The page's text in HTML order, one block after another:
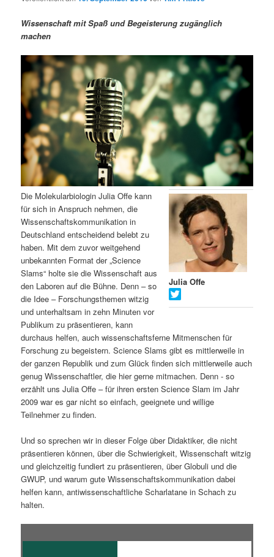
ä
r
e
I
n
h
a
l
t
s
p
r
i
n
g
e
n
n
d
ä
e
n
I
n
h
a
l
t
s
p
r
i
n
g
e
n
n
v
i
g
t
i
o
Wissenschaft mit Spaß und Begeisterung zugänglich
machen
Julia Offe
Die Molekularbiologin Julia Offe kann
für sich in Anspruch nehmen, die
Wissenschaftskommunikation in
Deutschland entscheidend belebt zu
haben. Mit dem zuvor weitgehend
unbekannten Format der „Science
Slams“ holte sie die Wissenschaft aus
den Laboren auf die Bühne. Denn – so
die Idee – Forschungsthemen witzig
und unterhaltsam in zehn Minuten vor
Publikum zu präsentieren, kann
durchaus helfen, auch wissenschaftsferne Mitmenschen für
Forschung zu begeistern. Science Slams gibt es mittlerweile in
der ganzen Republik und zum Glück finden sich mittlerweile auch
genug Wissenschaftler, die hier gerne mitmachen. Denn - so
erzählt uns Julia Offe – für ihren ersten Science Slam im Jahr
2009 war es gar nicht so einfach, geeignete und willige
Teilnehmer zu finden.
Und so sprechen wir in dieser Folge über Didaktiker, die nicht
präsentieren können, über die Schwierigkeit, Wissenschaft witzig
und gleichzeitig fundiert zu präsentieren, über Globuli und die
GWUP, und warum gute Wissenschaftskommunikation dabei
helfen kann, antiwissenschaftliche Scharlatane in Schach zu
halten.